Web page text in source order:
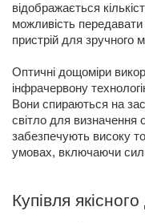
відображається
можливість
пристрій для зручного
Оптичні дощоміри
інфрачервону
Вони спираються на
світло для визначення
забезпечують високу
умовах, включаючи
Купівля